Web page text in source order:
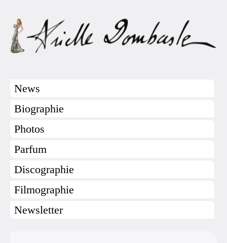
News
Biographie
Photos
Parfum
Discographie
Filmographie
Newsletter